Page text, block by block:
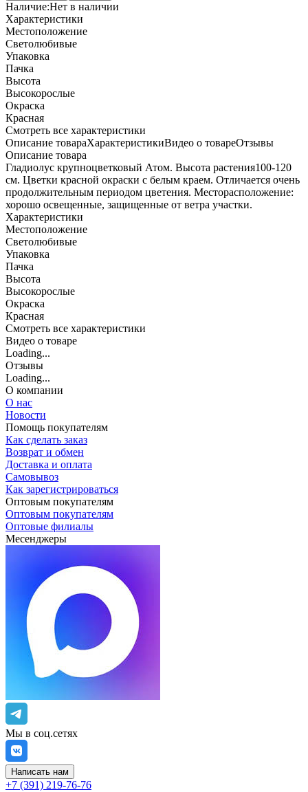
Наличие:Нет в наличии
Характеристики
Местоположение
Светолюбивые
Упаковка
Пачка
Высота
Высокорослые
Окраска
Красная
Cмотреть все характеристики
Описание товараХарактеристикиВидео о товареОтзывы
Описание товара
Гладиолус крупноцветковый Атом. Высота растения100-120
см. Цветки красной окраски с белым краем. Отличается очень
продолжительным периодом цветения. Месторасположение:
хорошо освещенные, защищенные от ветра участки.
Характеристики
Местоположение
Светолюбивые
Упаковка
Пачка
Высота
Высокорослые
Окраска
Красная
Cмотреть все характеристики
Видео о товаре
Loading...
Отзывы
Loading...
О компании
О нас
Новости
Помощь покупателям
Как сделать заказ
Возврат и обмен
Доставка и оплата
Самовывоз
Как зарегистрироваться
Оптовым покупателям
Оптовым покупателям
Оптовые филиалы
Месенджеры
Мы в соц.сетях
Написать нам
+7 (391) 219-76-76